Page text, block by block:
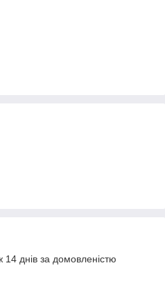
днів за домовленістю